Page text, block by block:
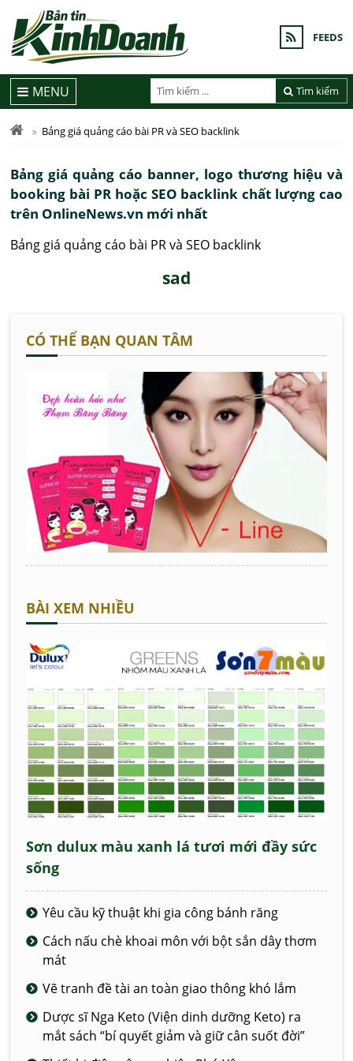
FEEDS
Tìm kiếm
MENU
Bảng giá quảng cáo bài PR và SEO backlink
Bảng giá quảng cáo banner, logo thương hiệu và
booking bài PR hoặc SEO backlink chất lượng cao
trên OnlineNews.vn mới nhất
Bảng giá quảng cáo bài PR và SEO backlink
sad
CÓ THỂ BẠN QUAN TÂM
BÀI XEM NHIỀU
Sơn dulux màu xanh lá tươi mới đầy sức
sống
Yêu cầu kỹ thuật khi gia công bánh răng
Cách nấu chè khoai môn với bột sắn dây thơm
mát
Vẽ tranh đề tài an toàn giao thông khó lắm
Dược sĩ Nga Keto (Viện dinh dưỡng Keto) ra
mắt sách “bí quyết giảm và giữ cân suốt đời”